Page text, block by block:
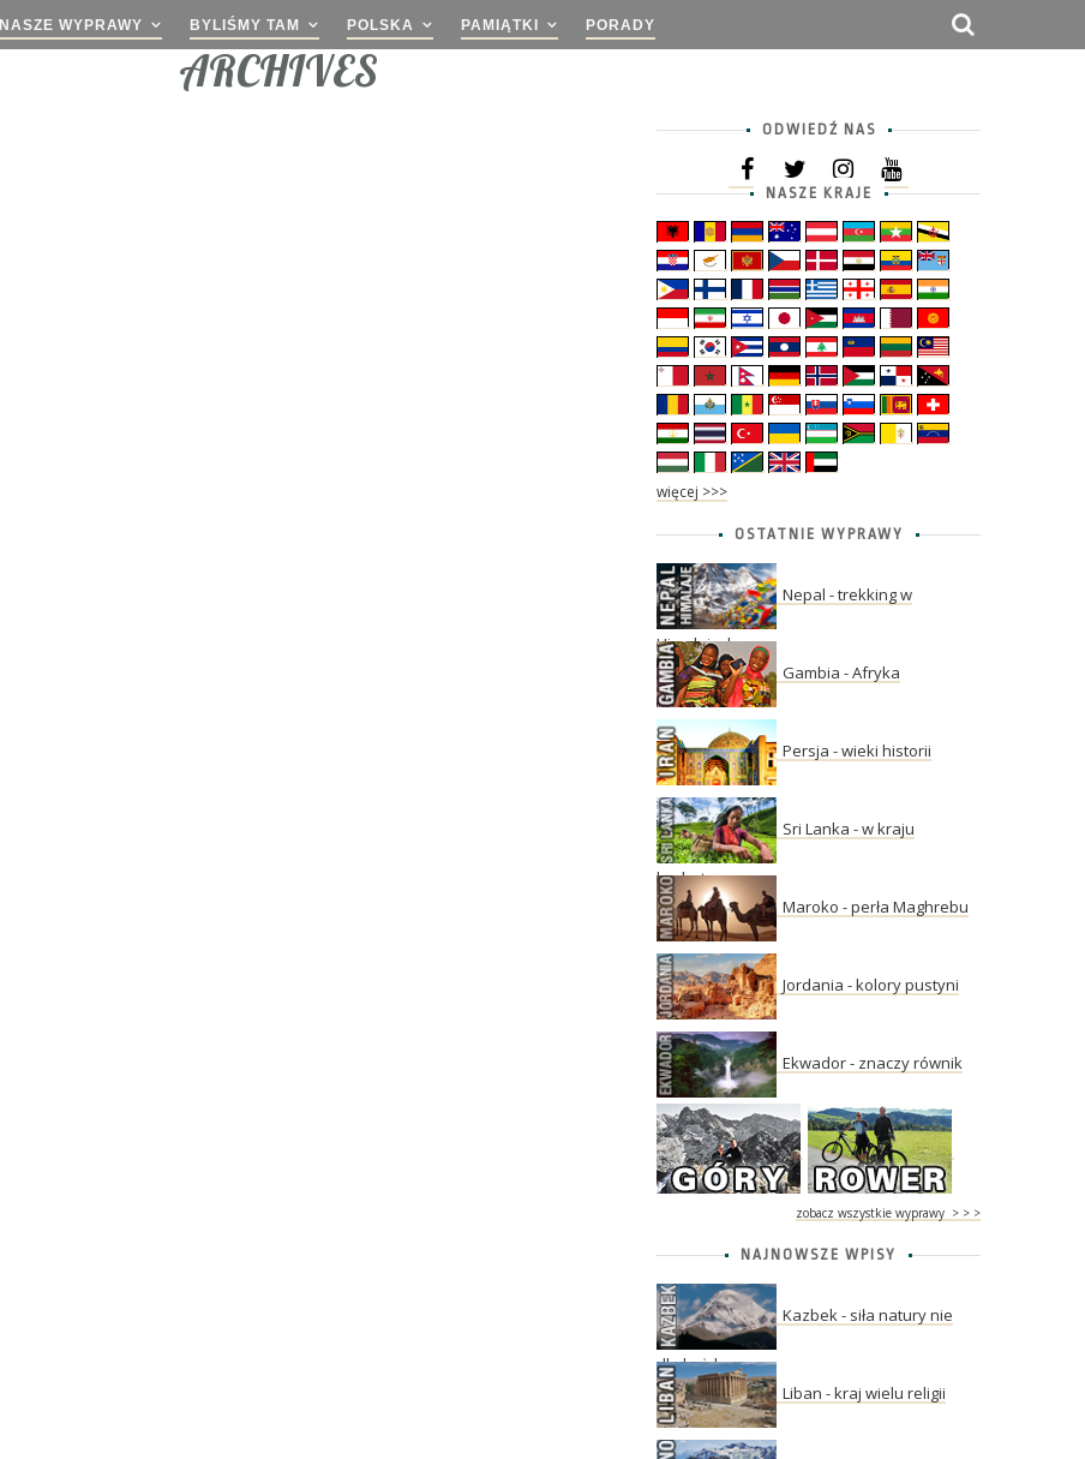
NASZE WYPRAWY BYLIŚMY TAM POLSKA PAMIĄTKI PORADY
ARCHIVES
ODWIEDŹ NAS
NASZE KRAJE
więcej >>>
OSTATNIE WYPRAWY
Nepal - trekking w
Himalajach
Gambia - Afryka
Persja - wieki historii
Sri Lanka - w kraju
herbaty
Maroko - perła Maghrebu
Jordania - kolory pustyni
Ekwador - znaczy równik
zobacz wszystkie wyprawy > > >
NAJNOWSZE WPISY
Kazbek - siła natury nie
dla każdego
Liban - kraj wielu religii